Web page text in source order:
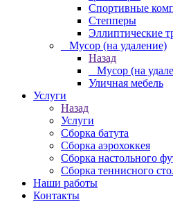
Спортивные
Степперы
Эллиптические
_ Мусор (на удаление)
Назад
_ Мусор (на
Уличная мебель
Услуги
Назад
Услуги
Сборка батута
Сборка аэрохоккея
Сборка настольного
Сборка теннисного
Наши работы
Контакты